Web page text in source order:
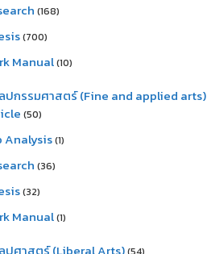
(168)
(700)
Manual(10)
กรรมศาสตร์ (Fine and applied arts)
(50)
Analysis(1)
(36)
(32)
Manual(1)